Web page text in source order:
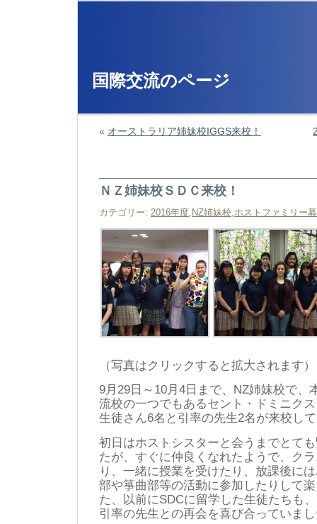
国際交流のページ
« オーストラリア姉妹校IGGS来校！
ＮＺ姉妹校ＳＤＣ来校！
カテゴリー: 2016年度, NZ姉妹校,ホストファミリー
（写真はクリックすると拡大されます）
9月29日～10月4日まで、NZ姉妹校で、
流校の一つでもあるセント・ドミニク
生徒さん6名と引率の先生2名が来校し
初日はホストシスターと会うまでとて
たが、すぐに仲良くなれたようで、ク
り、一緒に授業を受けたり、放課後に
部や箏曲部等の活動に参加したりして
た、以前にSDCに留学した生徒たちも
引率の先生との再会を喜び合っていま